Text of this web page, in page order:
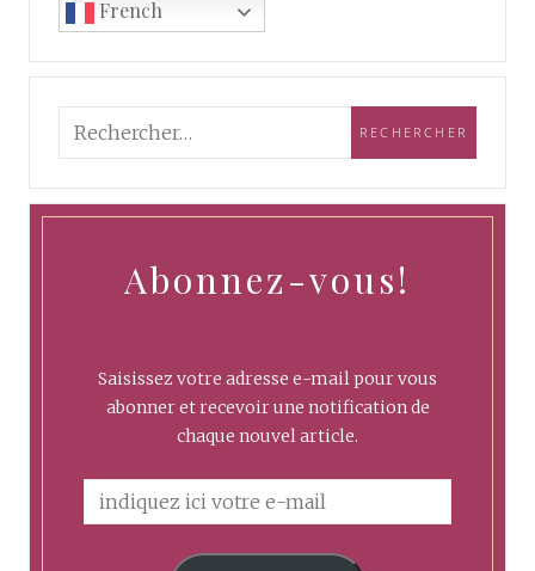
French
Abonnez-vous!
Saisissez votre adresse e-mail pour vous
abonner et recevoir une notification de
chaque nouvel article.